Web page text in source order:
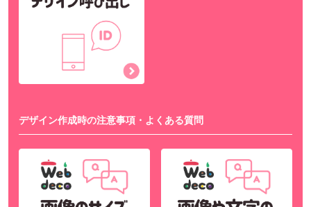
デザイン作成時の注意事項・よくある質問